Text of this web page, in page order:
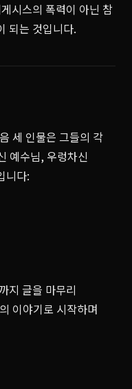
시스의 폭력이 아닌 참
되는 것입니다.
세 인물은 그들의 각
예수님, 우렁차신
니다:
지 글을 마무리
이야기로 시작하며